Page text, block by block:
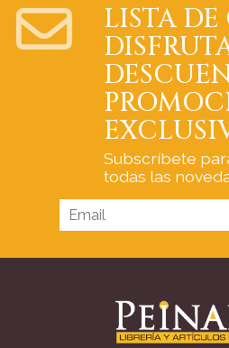
LISTA DE
Subscríbete
todas las